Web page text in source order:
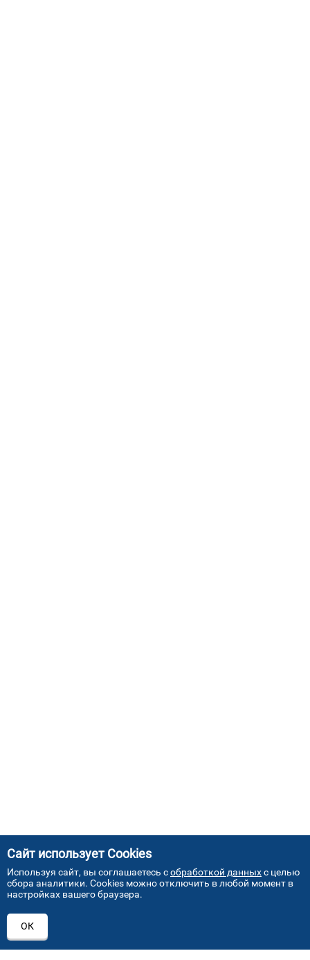
АДРЕСА НАШИХ СЕРВИСНЫХ
Сайт использует Cookies
Используя сайт, вы соглашаетесь собработкой данныхс целью
сбора аналитики. Cookies можно отключить в любой момент в
настройках вашего браузера.
ОК